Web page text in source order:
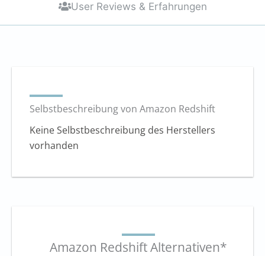
User Reviews & Erfahrungen
Selbstbeschreibung von Amazon Redshift
Keine Selbstbeschreibung des Herstellers
vorhanden
Amazon Redshift Alternativen*